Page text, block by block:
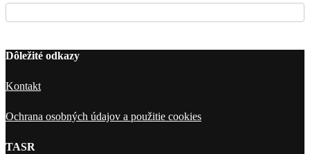
Dôležité odkazy
Kontakt
Ochrana osobných údajov a použitie cookies
TASR